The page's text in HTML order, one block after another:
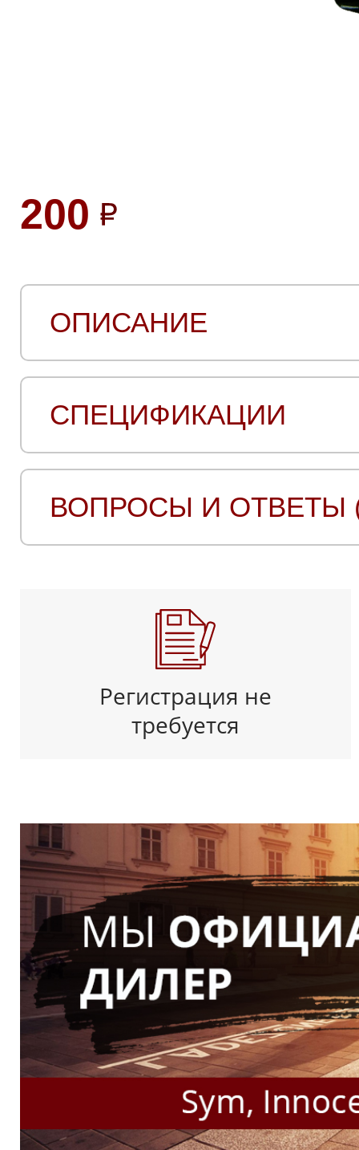
200
ОПИСАНИЕ
СПЕЦИФИКАЦИИ
ВОПРОСЫ И ОТВЕТЫ
Регистрация не
требуется